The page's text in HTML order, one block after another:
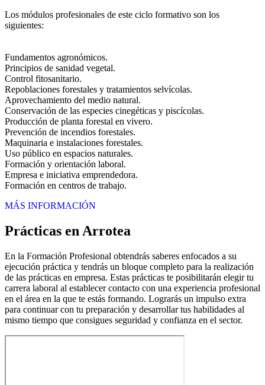
Los módulos profesionales de este ciclo formativo son los
siguientes:
Fundamentos agronómicos.
Principios de sanidad vegetal.
Control fitosanitario.
Repoblaciones forestales y tratamientos selvícolas.
Aprovechamiento del medio natural.
Conservación de las especies cinegéticas y piscícolas.
Producción de planta forestal en vivero.
Prevención de incendios forestales.
Maquinaria e instalaciones forestales.
Uso público en espacios naturales.
Formación y orientación laboral.
Empresa e iniciativa emprendedora.
Formación en centros de trabajo.
MÁS INFORMACIÓN
Prácticas en Arrotea
En la Formación Profesional obtendrás saberes enfocados a su
ejecución práctica y tendrás un bloque completo para la realización
de las prácticas en empresa. Estas prácticas te posibilitarán elegir tu
carrera laboral al establecer contacto con una experiencia profesional
en el área en la que te estás formando. Lograrás un impulso extra
para continuar con tu preparación y desarrollar tus habilidades al
mismo tiempo que consigues seguridad y confianza en el sector.